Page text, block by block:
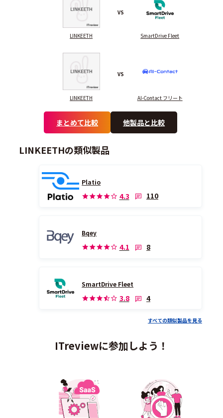
LINKEETH
VS
SmartDrive Fleet
LINKEETH
VS
AI-Contact フリート
まとめて比較 他製品と比較
LINKEETHの類似製品
Platio
4.3 110
Bqey
4.1 8
SmartDrive Fleet
3.8 4
すべての類似製品を見る
ITreviewに参加しよう！